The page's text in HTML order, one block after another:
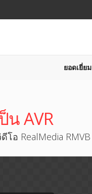
ยอดเยี่ยม
น AVR
โอ RealMedia RMVB